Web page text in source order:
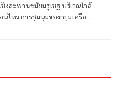
งสะพานชมัยมรุเชฐ​ บริเวณใกล้
นไหว การชุมนุมของกลุ่มเครือ